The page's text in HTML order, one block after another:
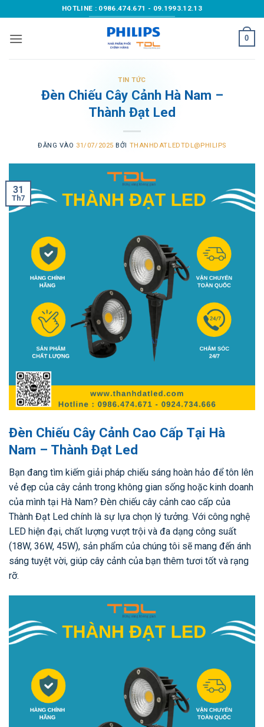
qua
nội
HOTLINE : 0986.474.671 - 09.1993.12.13
0
TIN TỨC
Đèn Chiếu Cây Cảnh Hà Nam –
Thành Đạt Led
ĐĂNG VÀO 31/07/2025 BỞI THANHDATLEDTDL@PHILIPS
31
Th7
Đèn Chiếu Cây Cảnh Cao Cấp Tại Hà
Nam – Thành Đạt Led
Bạn đang tìm kiếm giải pháp chiếu sáng hoàn hảo để tôn lên
vẻ đẹp của cây cảnh trong không gian sống hoặc kinh doanh
của mình tại Hà Nam? Đèn chiếu cây cảnh cao cấp của
Thành Đạt Led chính là sự lựa chọn lý tưởng. Với công nghệ
LED hiện đại, chất lượng vượt trội và đa dạng công suất
(18W, 36W, 45W), sản phẩm của chúng tôi sẽ mang đến ánh
sáng tuyệt vời, giúp cây cảnh của bạn thêm tươi tốt và rạng
rỡ.